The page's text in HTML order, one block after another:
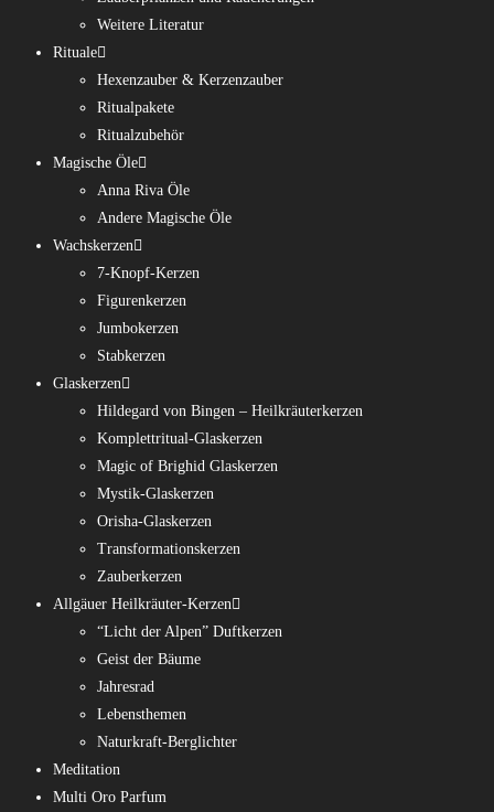
Weitere Literatur
Rituale
Hexenzauber & Kerzenzauber
Ritualpakete
Ritualzubehör
Magische Öle
Anna Riva Öle
Andere Magische Öle
Wachskerzen
7-Knopf-Kerzen
Figurenkerzen
Jumbokerzen
Stabkerzen
Glaskerzen
Hildegard von Bingen – Heilkräuterkerzen
Komplettritual-Glaskerzen
Magic of Brighid Glaskerzen
Mystik-Glaskerzen
Orisha-Glaskerzen
Transformationskerzen
Zauberkerzen
Allgäuer Heilkräuter-Kerzen
“Licht der Alpen” Duftkerzen
Geist der Bäume
Jahresrad
Lebensthemen
Naturkraft-Berglichter
Meditation
Multi Oro Parfum